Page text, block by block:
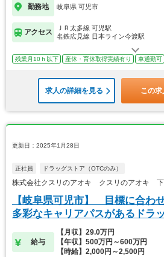
勤務地 岐阜県 可児市
アクセス
ＪＲ太多線 可児駅
名鉄広見線 日本ライン今渡駅
残業月10ｈ以下 産休・育休取得実績有り 車通勤可
求人の詳細を見る この
更新日：2025年1月28日
正社員 ドラッグストア（OTCのみ）
株式会社クスリのアオキ クスリのアオキ 下
【岐阜県可児市】 目標に合わ
多彩なキャリアパスがあるドラ
給与
【月収】29.0万円
【年収】500万円～600万円
【時給】2,000円～2,500円